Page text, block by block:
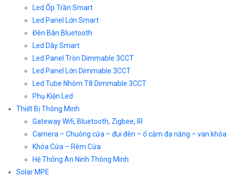
Led Ốp Trần Smart
Led Panel Lớn Smart
Đèn Bàn Bluetooth
Led Dây Smart
Led Panel Tròn Dimmable 3CCT
Led Panel Lớn Dimmable 3CCT
Led Tube Nhôm T8 Dimmable 3CCT
Phụ Kiện Led
Thiết Bị Thông Minh
Gateway Wifi, Bluetooth, Zigbee, IR
Camera – Chuông cửa – đui đèn – ổ cắm đa năng – van khóa
Khóa Cửa – Rèm Cửa
Hệ Thống An Ninh Thông Minh
Solar MPE